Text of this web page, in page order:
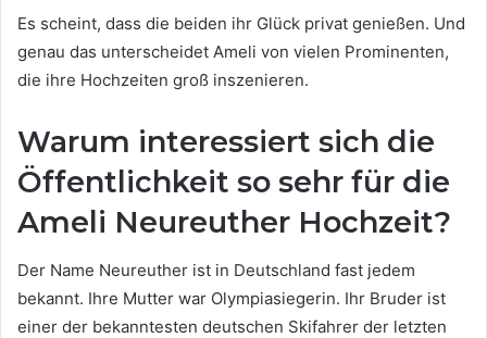
Es scheint, dass die beiden ihr Glück privat genießen. Und
genau das unterscheidet Ameli von vielen Prominenten,
die ihre Hochzeiten groß inszenieren.
Warum interessiert sich die
Öffentlichkeit so sehr für die
Ameli Neureuther Hochzeit?
Der Name Neureuther ist in Deutschland fast jedem
bekannt. Ihre Mutter war Olympiasiegerin. Ihr Bruder ist
einer der bekanntesten deutschen Skifahrer der letzten